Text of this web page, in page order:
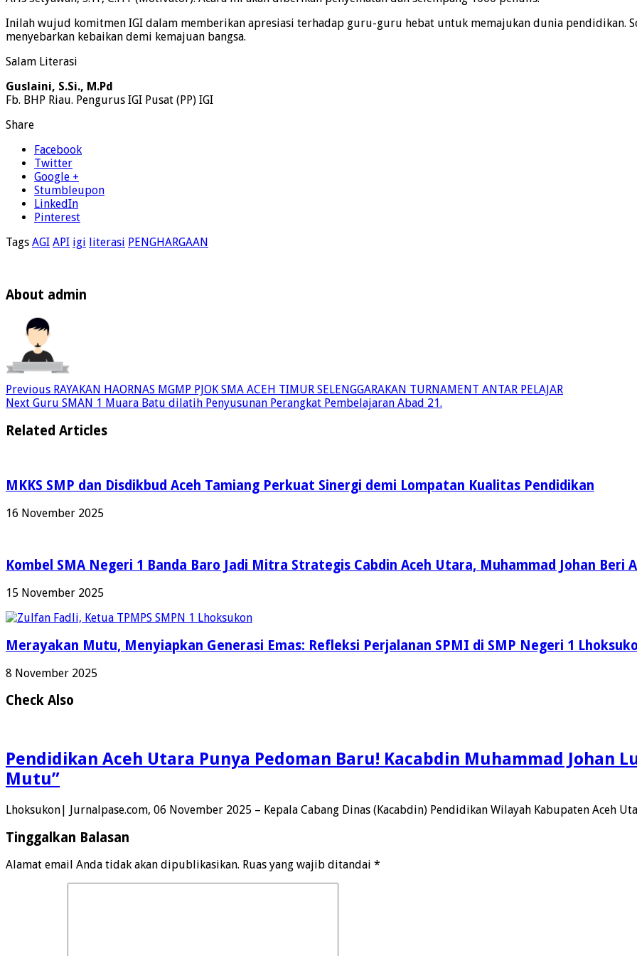
Inilah wujud komitmen IGI dalam memberikan apresiasi terhadap guru-guru hebat untuk memajukan dunia pendidikan.
menyebarkan kebaikan demi kemajuan bangsa.
Salam Literasi
Guslaini, S.Si., M.Pd
Fb. BHP Riau. Pengurus IGI Pusat (PP) IGI
Share
Facebook
Twitter
Google +
Stumbleupon
LinkedIn
Pinterest
Tags AGI API igi literasi PENGHARGAAN
About admin
Previous RAYAKAN HAORNAS MGMP PJOK SMA ACEH TIMUR SELENGGARAKAN TURNAMENT ANTAR PELAJAR
Next Guru SMAN 1 Muara Batu dilatih Penyusunan Perangkat Pembelajaran Abad 21.
Related Articles
MKKS SMP dan Disdikbud Aceh Tamiang Perkuat Sinergi demi Lompatan Kualitas Pendidikan
16 November 2025
Kombel SMA Negeri 1 Banda Baro Jadi Mitra Strategis Cabdin Aceh Utara, Muhammad Johan Beri
15 November 2025
Merayakan Mutu, Menyiapkan Generasi Emas: Refleksi Perjalanan SPMI di SMP Negeri 1
8 November 2025
Check Also
Pendidikan Aceh Utara Punya Pedoman Baru! Kacabdin Muhammad Johan
Mutu”
Lhoksukon| Jurnalpase.com, 06 November 2025 – Kepala Cabang Dinas (Kacabdin) Pendidikan Wilayah Kabupaten Aceh
Tinggalkan Balasan
Alamat email Anda tidak akan dipublikasikan. Ruas yang wajib ditandai *